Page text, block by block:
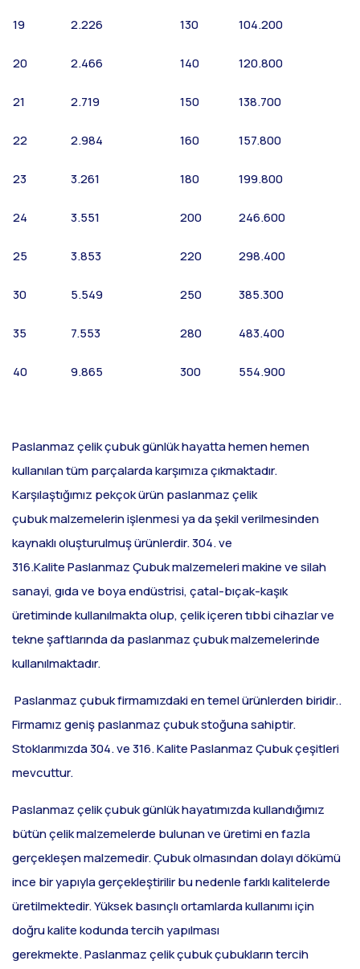
19 2.226 130 104.200
20 2.466 140 120.800
21 2.719 150 138.700
22 2.984 160 157.800
23 3.261 180 199.800
24 3.551 200 246.600
25 3.853 220 298.400
30 5.549 250 385.300
35 7.553 280 483.400
40 9.865 300 554.900
Paslanmaz çelik çubuk günlük hayatta hemen hemen
kullanılan tüm parçalarda karşımıza çıkmaktadır.
Karşılaştığımız pekçok ürün paslanmaz çelik
çubuk malzemelerin işlenmesi ya da şekil verilmesinden
kaynaklı oluşturulmuş ürünlerdir. 304. ve
316.Kalite Paslanmaz Çubuk malzemeleri makine ve silah
sanayi, gıda ve boya endüstrisi, çatal-bıçak-kaşık
üretiminde kullanılmakta olup, çelik içeren tıbbi cihazlar ve
tekne şaftlarında da paslanmaz çubuk malzemelerinde
kullanılmaktadır.
Paslanmaz çubuk firmamızdaki en temel ürünlerden biridir..
Firmamız geniş paslanmaz çubuk stoğuna sahiptir.
Stoklarımızda 304. ve 316. Kalite Paslanmaz Çubuk çeşitleri
mevcuttur.
Paslanmaz çelik çubuk günlük hayatımızda kullandığımız
bütün çelik malzemelerde bulunan ve üretimi en fazla
gerçekleşen malzemedir. Çubuk olmasından dolayı dökümü
ince bir yapıyla gerçekleştirilir bu nedenle farklı kalitelerde
üretilmektedir. Yüksek basınçlı ortamlarda kullanımı için
doğru kalite kodunda tercih yapılması
gerekmekte. Paslanmaz çelik çubuk çubukların tercih